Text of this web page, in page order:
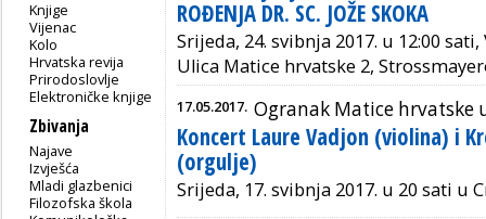
Knjige
Vijenac
Kolo
Hrvatska revija
Prirodoslovlje
Elektroničke knjige
Zbivanja
Najave
Izvješća
Mladi glazbenici
Filozofska škola
ROĐENJA DR. SC. JOŽE SKOKA
Srijeda, 24. svibnja 2017. u 12:00
Ulica Matice hrvatske 2,
17.05.2017. Ogranak Matice hrvatske
Koncert Laure Vadjon (violina) i
(orgulje)
Srijeda, 17. svibnja 2017. u 20 sati u